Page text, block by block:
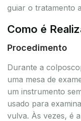
guiar o tratamento
Como é
Procedimento
Durante a
uma mesa de
um instrumento
usado para
vulva. Às vezes, é